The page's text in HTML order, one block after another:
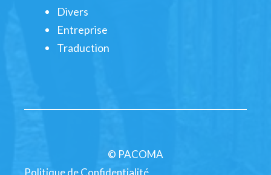
Divers
Entreprise
Traduction
© PACOMA